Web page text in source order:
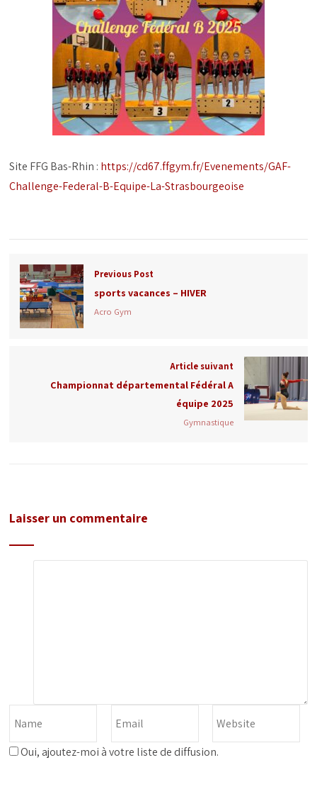
Site FFG Bas-Rhin : https://cd67.ffgym.fr/Evenements/GAF-
Challenge-Federal-B-Equipe-La-Strasbourgeoise
Previous Post
sports vacances – HIVER
Acro Gym
Article suivant
Championnat départemental Fédéral A
équipe 2025
Gymnastique
Laisser un commentaire
Oui, ajoutez-moi à votre liste de diffusion.